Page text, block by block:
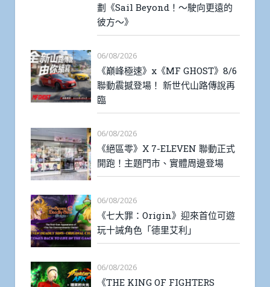
劃《Sail Beyond！～駛向更遠的
彼方～》
06/08/2026
《巔峰極速》x《MF GHOST》8/6
聯動震撼登場！ 新世代山路傳說再
臨
06/08/2026
《絕區零》X 7-ELEVEN 聯動正式
開跑！主題門市、實體周邊登場
06/08/2026
《七大罪：Origin》迎來首位可遊
玩十誡角色「德里艾利」
06/08/2026
《THE KING OF FIGHTERS